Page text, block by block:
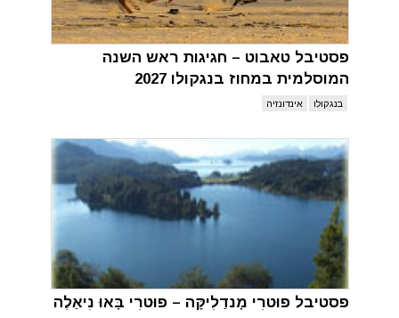
פסטיבל טאבוט – חגיגות ראש השנה
המוסלמית במחוז בנגקולו 2027
בנגקולו אינדונזיה
פסטיבל פוּטרִי מָנדַלִיקָּה – פוּטרִי בָּאוּ נִיאַלֶה